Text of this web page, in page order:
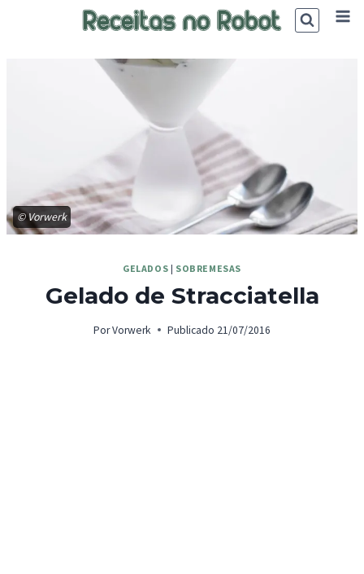
© Vorwerk
GELADOS | SOBREMESAS
Gelado de Stracciatella
PorVorwerk Publicado 21/07/2016